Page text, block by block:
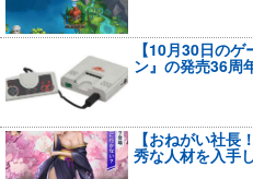
【10月30日の
ン』の発売36周
【おねがい社長
秀な人材を入手